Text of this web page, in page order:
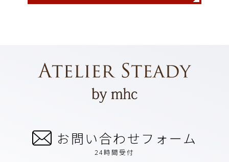
お問い合わせフォーム
24時間受付